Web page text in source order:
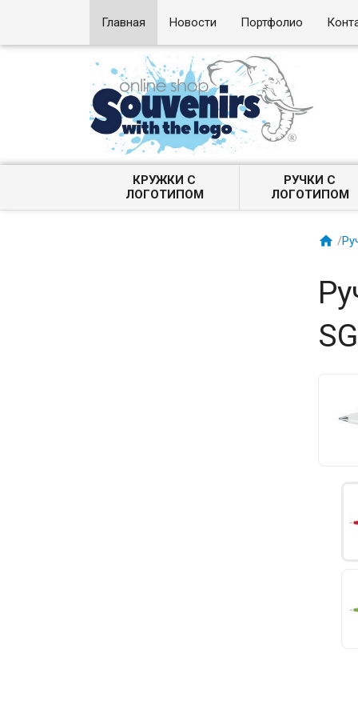
Главная Новости Портфолио
КРУЖКИ С
ЛОГОТИПОМ
РУЧКИ С
ЛОГОТИПОМ
 /
SG